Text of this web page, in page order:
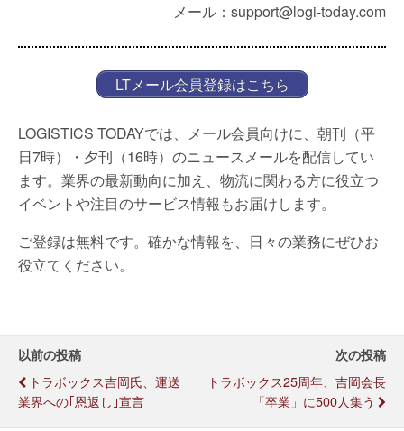
メール：support@logi-today.com
LTメール会員登録はこちら
LOGISTICS TODAYでは、メール会員向けに、朝刊（平
日7時）・夕刊（16時）のニュースメールを配信してい
ます。業界の最新動向に加え、物流に関わる方に役立つ
イベントや注目のサービス情報もお届けします。
ご登録は無料です。確かな情報を、日々の業務にぜひお
役立てください。
以前の投稿
トラボックス吉岡氏、運送
業界への｢恩返し｣宣言
次の投稿
トラボックス25周年、吉岡会長
「卒業」に500人集う